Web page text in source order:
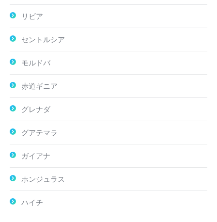
リビア
セントルシア
モルドバ
赤道ギニア
グレナダ
グアテマラ
ガイアナ
ホンジュラス
ハイチ